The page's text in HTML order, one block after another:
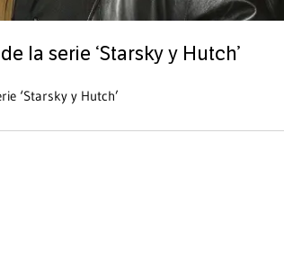
la serie ‘Starsky y Hutch’
‘Starsky y Hutch’